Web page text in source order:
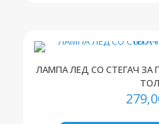
ЛАМПА ЛЕД СО СТЕГАЧ ЗА